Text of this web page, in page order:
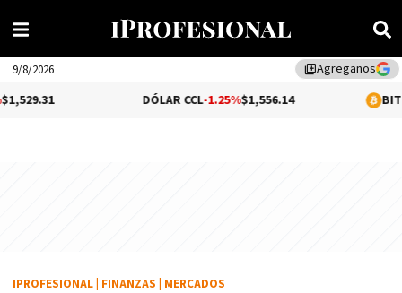
library_addAgreganos
9/8/2026
-1.25%$1,556.14 0.95%
IPROFESIONAL FINANZAS MERCADOS